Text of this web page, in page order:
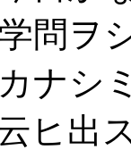
問
ナシ
云ヒ